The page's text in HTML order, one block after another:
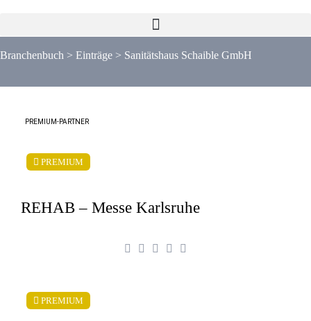
Branchenbuch > Einträge > Sanitätshaus Schaible GmbH
PREMIUM-PARTNER
PREMIUM
REHAB – Messe Karlsruhe
PREMIUM